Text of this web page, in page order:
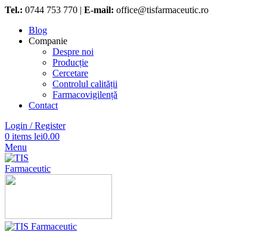
Tel.: 0744 753 770 | E-mail: office@tisfarmaceutic.ro
Blog
Companie
Despre noi
Producție
Cercetare
Controlul calității
Farmacovigilență
Contact
Login / Register
0 items lei0.00
Menu